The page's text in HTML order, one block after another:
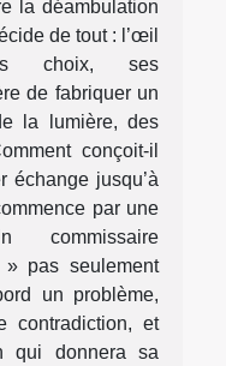
la déambulation
de tout : l’œil
choix, ses
de fabriquer un
la lumière, des
conçoit-il
échange jusqu’à
par une
commissaire
pas seulement
un problème,
contradiction, et
qui donnera sa